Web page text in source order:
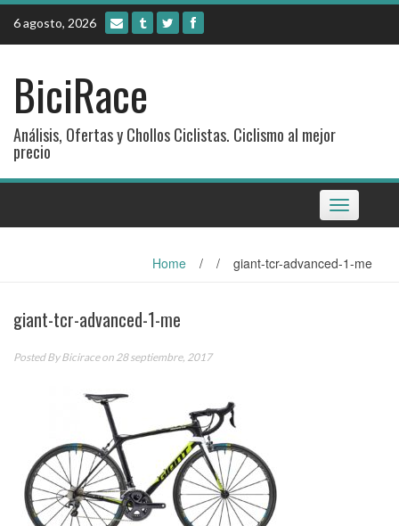
Skip
content
6 agosto, 2026
BiciRace
Análisis, Ofertas y Chollos Ciclistas. Ciclismo al mejor
precio
Toggle
navigation
Home / / giant-tcr-advanced-1-me
giant-tcr-advanced-1-me
Posted ByBiciraceon 28 septiembre, 2017